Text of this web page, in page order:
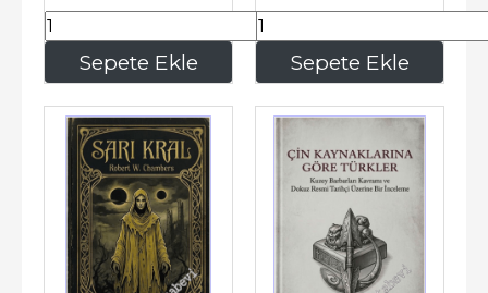
Sepete Ekle
171,60 Sepete Ekle
166,40